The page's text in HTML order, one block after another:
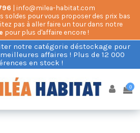
| info@milea-habitat.com
soldes pour vous proposer des prix bas
pas à aller faire un tour dans notre
pour plus d'affaire encore !
notre catégorie déstockage pour
affaires ! Plus de 12 000
en stock !
0